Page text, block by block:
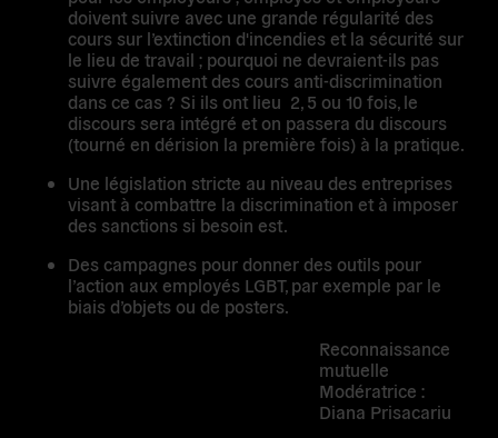
doivent suivre avec une grande régularité des
cours sur l’extinction d'incendies et la sécurité sur
le lieu de travail ; pourquoi ne devraient-ils pas
suivre également des cours anti-discrimination
dans ce cas ? Si ils ont lieu 2, 5 ou 10 fois, le
discours sera intégré et on passera du discours
(tourné en dérision la première fois) à la pratique.
Une législation stricte au niveau des entreprises
visant à combattre la discrimination et à imposer
des sanctions si besoin est.
Des campagnes pour donner des outils pour
l’action aux employés LGBT, par exemple par le
biais d’objets ou de posters.
Reconnaissance
mutuelle
Modératrice :
Diana Prisacariu